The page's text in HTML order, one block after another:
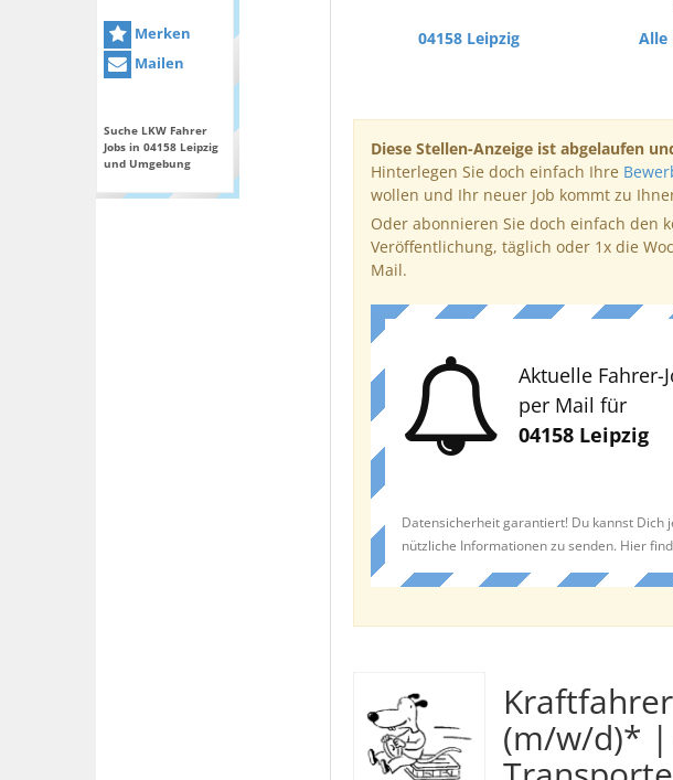
Merken
Mailen
Suche LKW Fahrer
Jobs in 04158 Leipzig
und Umgebung
04158 Leipzig
Alle
Diese Stellen-Anzeige ist abgelaufen
Hinterlegen Sie doch einfach Ihre
wollen und Ihr neuer Job kommt zu
Oder abonnieren Sie doch einfach den
Veröffentlichung, täglich oder 1x die
Mail.
Aktuelle Fahrer-
per Mail für
04158 Leipzig
Datensicherheit garantiert! Du kannst Dich
nützliche Informationen zu senden. Hier
(m/w/d)* |